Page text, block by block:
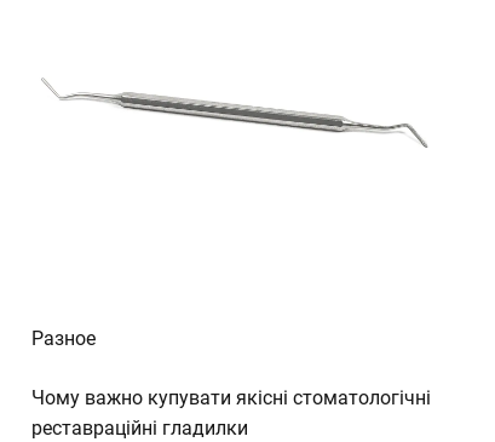
Разное
Чому важно купувати якісні стоматологічні
реставраційні гладилки